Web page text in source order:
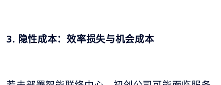
3. 隐性成本：效率损失与机会成本